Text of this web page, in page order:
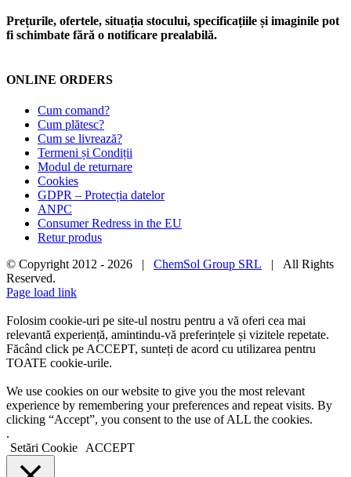
Prețurile, ofertele, situația stocului, specificațiile și imaginile pot
fi schimbate fără o notificare prealabilă.
ONLINE ORDERS
Cum comand?
Cum plătesc?
Cum se livrează?
Termeni și Condiții
Modul de returnare
Cookies
GDPR – Protecția datelor
ANPC
Consumer Redress in the EU
Retur produs
© Copyright 2012 - 2026 | ChemSol Group SRL | All Rights
Reserved.
Page load link
Folosim cookie-uri pe site-ul nostru pentru a vă oferi cea mai
relevantă experiență, amintindu-vă preferințele și vizitele repetate.
Făcând click pe ACCEPT, sunteți de acord cu utilizarea pentru
TOATE cookie-urile.
We use cookies on our website to give you the most relevant
experience by remembering your preferences and repeat visits. By
clicking “Accept”, you consent to the use of ALL the cookies.
.
Setări Cookie
ACCEPT